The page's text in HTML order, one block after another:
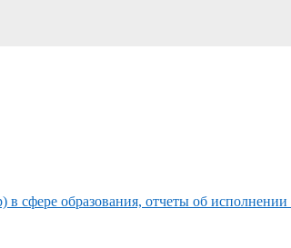
сфере образования, отчеты об